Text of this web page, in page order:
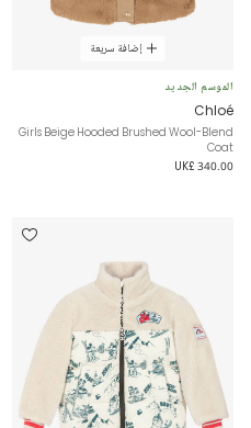
إضافة سريعة
الموسم الجديد
Chloé
Girls Beige Hooded Brushed Wool-Blend
Coat
UK£ 340.00